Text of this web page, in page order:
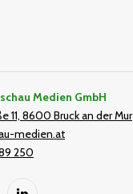
Medien GmbH
11, 8600 Bruck an der Mur
medien.at
250